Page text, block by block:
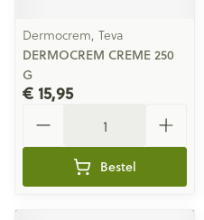
Dermocrem, Teva
DERMOCREM CREME 250
G
€ 15,95
Bestel